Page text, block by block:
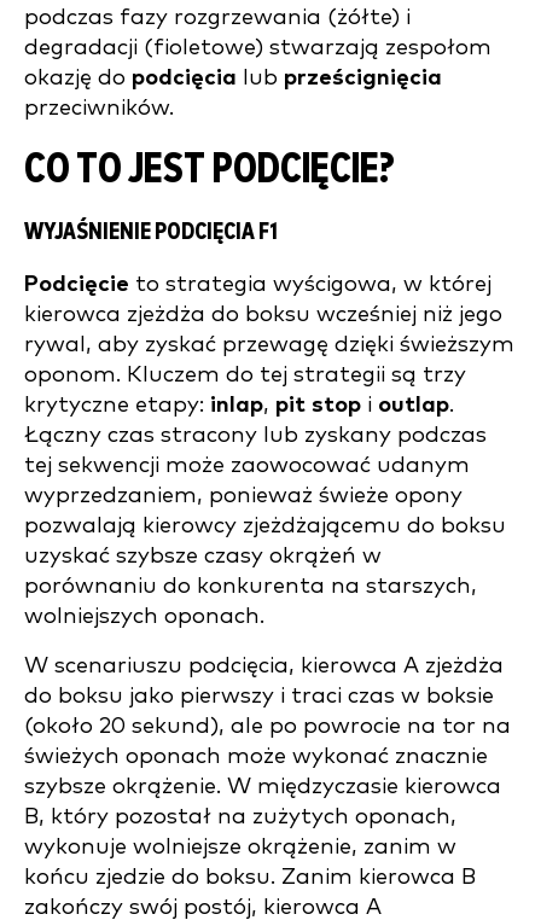
podczas fazy rozgrzewania (żółte) i
degradacji (fioletowe) stwarzają zespołom
okazję do podcięcia lub prześcignięcia
przeciwników.
CO TO JEST PODCIĘCIE?
WYJAŚNIENIE PODCIĘCIA F1
Podcięcie to strategia wyścigowa, w której
kierowca zjeżdża do boksu wcześniej niż jego
rywal, aby zyskać przewagę dzięki świeższym
oponom. Kluczem do tej strategii są trzy
krytyczne etapy: inlap, pit stop i outlap.
Łączny czas stracony lub zyskany podczas
tej sekwencji może zaowocować udanym
wyprzedzaniem, ponieważ świeże opony
pozwalają kierowcy zjeżdżającemu do boksu
uzyskać szybsze czasy okrążeń w
porównaniu do konkurenta na starszych,
wolniejszych oponach.
W scenariuszu podcięcia, kierowca A zjeżdża
do boksu jako pierwszy i traci czas w boksie
(około 20 sekund), ale po powrocie na tor na
świeżych oponach może wykonać znacznie
szybsze okrążenie. W międzyczasie kierowca
B, który pozostał na zużytych oponach,
wykonuje wolniejsze okrążenie, zanim w
końcu zjedzie do boksu. Zanim kierowca B
zakończy swój postój, kierowca A